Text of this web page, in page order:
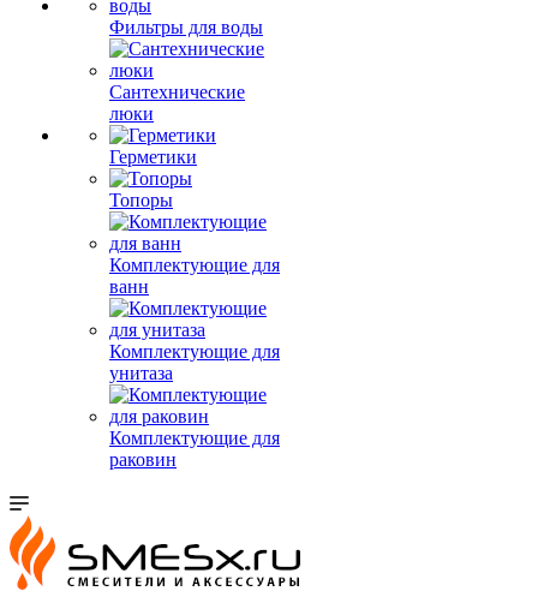
Фильтры для воды
Сантехнические
люки
Герметики
Топоры
Комплектующие для
ванн
Комплектующие для
унитаза
Комплектующие для
раковин